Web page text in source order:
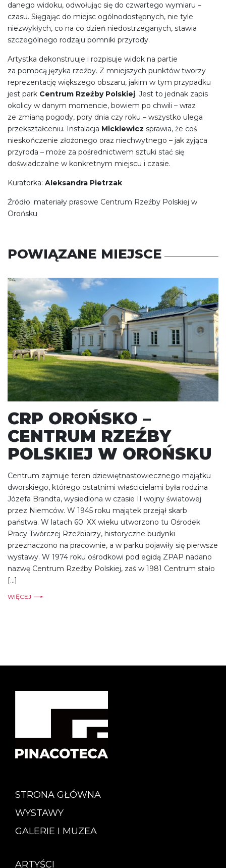
danego widoku, odwołując się do czwartego wymiaru –
czasu. Sięgając do miejsc ogólnodostępnych, nie tyle
niezwykłych, co na co dzień niedostrzeganych, stawia
szczególnego rodzaju pomniki przyrody.
Artystka dekonstruuje i rozpisuje widok na partie
za pomocą języka rzeźby. Z mniejszych punktów tworzy
reprezentację większego obszaru, jakim w tym przypadku
jest park Centrum Rzeźby Polskiej. Jest to jednak zapis
okolicy w danym momencie, bowiem po chwili – wraz
ze zmianą pogody, pory dnia czy roku – wszystko ulega
przekształceniu. Instalacja Mickiewicz sprawia, że coś
nieskończenie złożonego oraz niechwytnego – jak żyjąca
przyroda – może za pośrednictwem sztuki stać się
doświadczalne w konkretnym miejscu i czasie.
Kuratorka: Aleksandra Pietrzak
Źródło: materiały prasowe Centrum Rzeźby Polskiej w
Orońsku
POWIĄZANE MIEJSCE
CRP OROŃSKO –
CENTRUM RZEŹBY
POLSKIEJ W OROŃSKU
Centrum zajmuje teren dziewiętnastowiecznego majątku
dworskiego, którego ostatnimi właścicielami była rodzina
Józefa Brandta, wysiedlona w czasie II wojny światowej
przez Niemców. W 1945 roku majątek przejął skarb
państwa. W latach 60. XX wieku utworzono tu Ośrodek
Pracy Twórczej Rzeźbiarzy, historyczne budynki
przeznaczono na pracownie, a w parku pojawiły się pierwsze
wystawy. W 1974 roku ośrodkowi pod egidą ZPAP nadano
nazwę Centrum Rzeźby Polskiej, zaś w 1981 Centrum stało
[…]
WIĘCEJ
STRONA GŁÓWNA
WYSTAWY
GALERIE I MUZEA
ARTYŚCI